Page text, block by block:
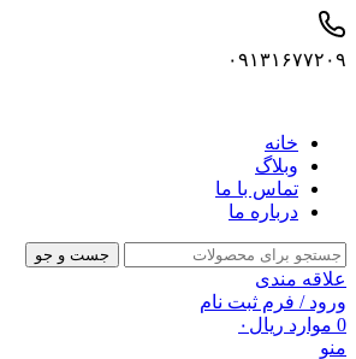
۰۹۱۳۱۶۷۷۲۰۹
خانه
وبلاگ
تماس با ما
درباره ما
جست و جو
علاقه مندی
ورود / فرم ثبت نام
0 موارد ریال ۰
منو